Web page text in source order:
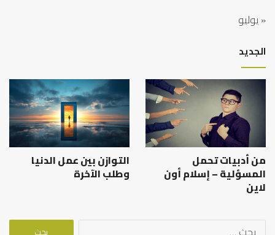
« يوليو
الجديد
من أدبيات تحمل
المسؤلية – إسلام أون
لاين
التوازن بين عمل الدنيا
وطلب الآخرة
البحث